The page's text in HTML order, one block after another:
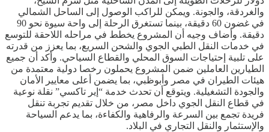
والغردقة، والجونة. ويمكن للراكب الوصول إلى الساحل الشمالي
في غضون 60 دقيقة، بينما تستغرق الرحلة إلى واحة سيوة نحو 90
دقيقة. وأضاف وجيه أن المشروع يخطط في مراحله اللاحقة للتوسع
في خدمات النقل الطبي الجوي والشحن السريع، بما يعزز من قدرته
على تلبية إحتياجات السوق المحلي والقطاع السياحي. وأكد أن جميع
الطيارين العاملين ضمن المشروع يحملون رخصا دولية معتمدة من
هيئات الطيران في مصر وأبوظبي، بما يضمن أعلى معايير الأمان
والجودة التشغيلية. ويتوقع أن تحدث خدمة “إير تاكسي” نقلة نوعية
في قطاع النقل الجوي داخل مصر، من خلال تقديم تجربة تنقل
فريدة تجمع بين السرعة والرفاهية والكفاءة، بما يدعم السياحة
والإستثمار والنقل التجاري في البلاد.